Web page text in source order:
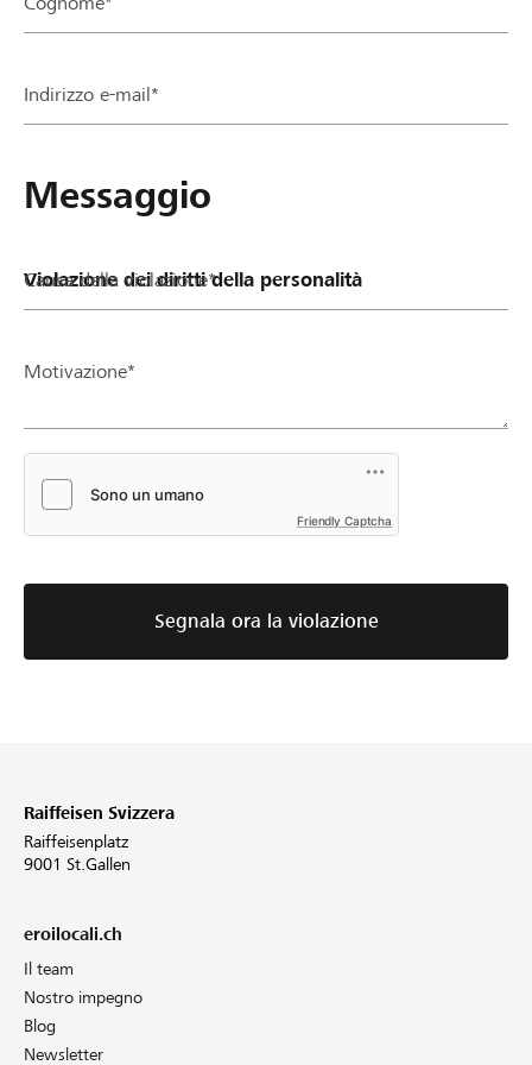
Partner / Banche Raiffeisen
Registrazione
DE FR IT
Indirizzo e-mail*
Messaggio
Causa della violazione*
Motivazione*
Friendly Captcha
Segnala ora la violazione
Raiffeisen Svizzera
Raiffeisenplatz
9001 St.Gallen
eroilocali.ch
Il team
Nostro impegno
Blog
Newsletter